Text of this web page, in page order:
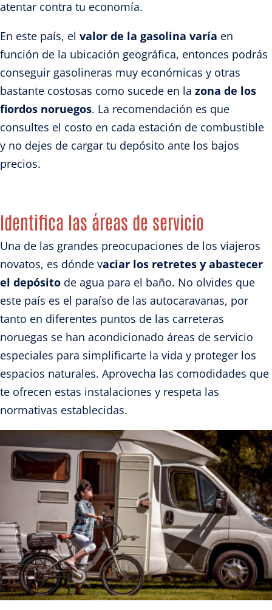
atentar contra tu economía.
En este país, el valor de la gasolina varía en
función de la ubicación geográfica, entonces podrás
conseguir gasolineras muy económicas y otras
bastante costosas como sucede en la zona de los
fiordos noruegos. La recomendación es que
consultes el costo en cada estación de combustible
y no dejes de cargar tu depósito ante los bajos
precios.
Identifica las áreas de servicio
Una de las grandes preocupaciones de los viajeros
novatos, es dónde vaciar los retretes y abastecer
el depósito de agua para el baño. No olvides que
este país es el paraíso de las autocaravanas, por
tanto en diferentes puntos de las carreteras
noruegas se han acondicionado áreas de servicio
especiales para simplificarte la vida y proteger los
espacios naturales. Aprovecha las comodidades que
te ofrecen estas instalaciones y respeta las
normativas establecidas.